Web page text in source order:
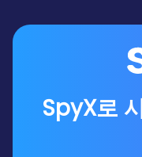
SpyX로